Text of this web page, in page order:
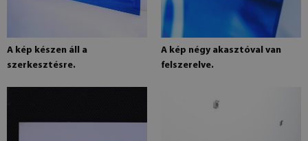
A kép készen áll a
szerkesztésre.
A kép négy akasztóval van
felszerelve.